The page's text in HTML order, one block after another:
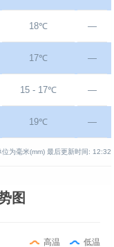
18℃ —
17℃ —
15 - 17℃ —
19℃ —
为毫米(mm) 最后更新时间: 12:32
图
高温 低温